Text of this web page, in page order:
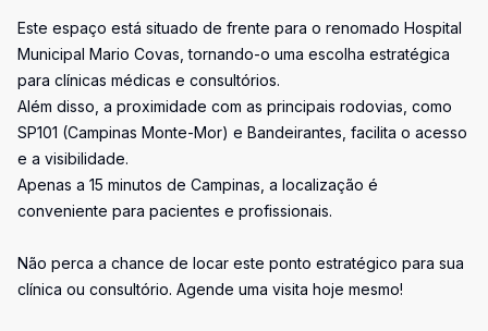
Este espaço está situado de frente para o renomado Hospital
Municipal Mario Covas, tornando-o uma escolha estratégica
para clínicas médicas e consultórios.
Além disso, a proximidade com as principais rodovias, como
SP101 (Campinas Monte-Mor) e Bandeirantes, facilita o acesso
e a visibilidade.
Apenas a 15 minutos de Campinas, a localização é
conveniente para pacientes e profissionais.
Não perca a chance de locar este ponto estratégico para sua
clínica ou consultório. Agende uma visita hoje mesmo!